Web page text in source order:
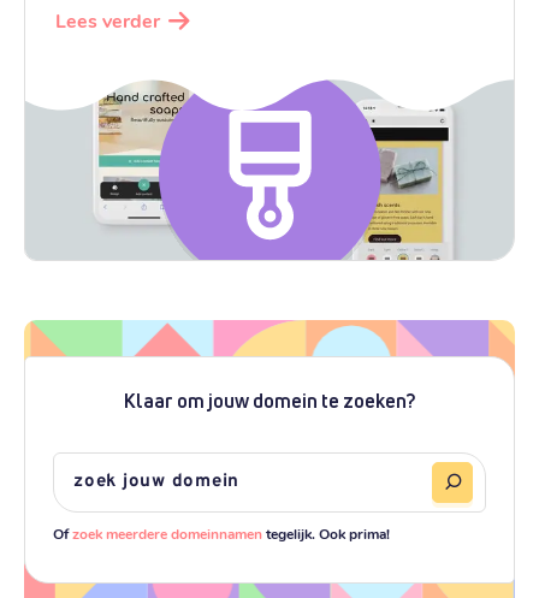
Lees verder
Klaar om jouw domein te zoeken?
Ofzoek meerdere domeinnamentegelijk. Ook prima!